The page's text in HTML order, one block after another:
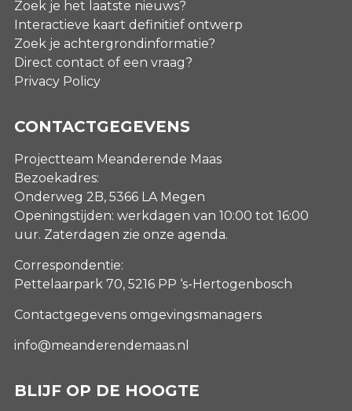
Zoek je het laatste nieuws?
Interactieve kaart definitief ontwerp
Zoek je achtergrondinformatie?
Direct contact of een vraag?
Privacy Policy
CONTACTGEGEVENS
Projectteam Meanderende Maas
Bezoekadres:
Onderweg 2B, 5366 LA Megen
Openingstijden: werkdagen van 10:00 tot 16:00
uur. Zaterdagen zie onze agenda.
Correspondentie:
Pettelaarpark 70, 5216 PP ‘s-Hertogenbosch
Contactgegevens omgevingsmanagers
info@meanderendemaas.nl
BLIJF OP DE HOOGTE